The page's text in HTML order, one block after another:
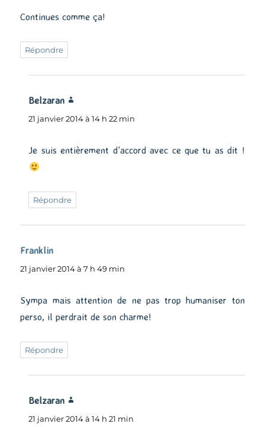
Continues comme ça!
Répondre
Belzaran
21 janvier 2014 à 14 h 22 min
Je suis entièrement d’accord avec ce que tu as dit !
Répondre
Franklin
21 janvier 2014 à 7 h 49 min
Sympa mais attention de ne pas trop humaniser ton
perso, il perdrait de son charme!
Répondre
Belzaran
21 janvier 2014 à 14 h 21 min